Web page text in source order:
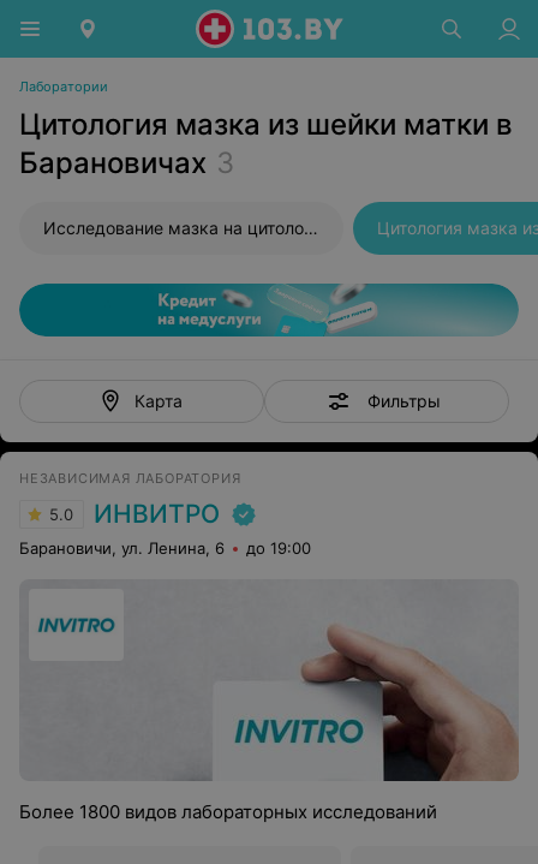
Лаборатории
Цитология мазка из шейки матки в
Барановичах 3
Исследование мазка на цитологию Цитология мазка
Карта Фильтры
НЕЗАВИСИМАЯ ЛАБОРАТОРИЯ
5.0 ИНВИТРО
Барановичи, ул. Ленина, 6 до 19:00
Более 1800 видов лабораторных исследований